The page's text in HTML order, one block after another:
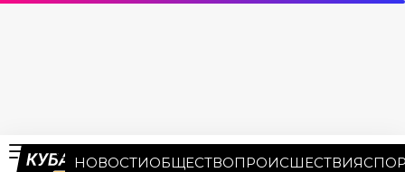
НОВОСТИОБЩЕСТВОПРОИСШЕСТВИЯ